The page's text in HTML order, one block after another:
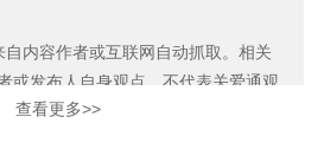
容作者或互联网自动抓取。相关
或发布人自身观点，不代表关爱通观
信息所述内容及观点的客观公正，但
查看更多>>